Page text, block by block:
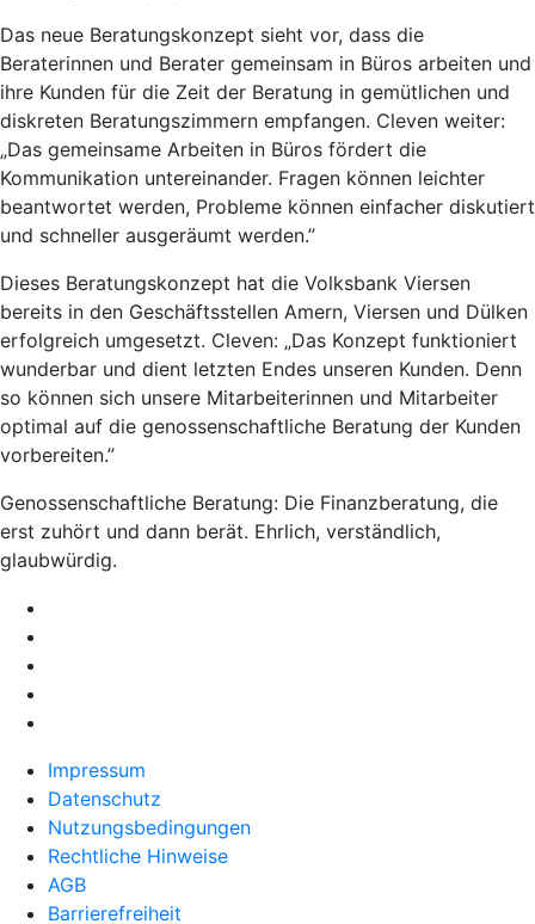
Das neue Beratungskonzept sieht vor, dass die
Beraterinnen und Berater gemeinsam in Büros arbeiten und
ihre Kunden für die Zeit der Beratung in gemütlichen und
diskreten Beratungszimmern empfangen. Cleven weiter:
„Das gemeinsame Arbeiten in Büros fördert die
Kommunikation untereinander. Fragen können leichter
beantwortet werden, Probleme können einfacher diskutiert
und schneller ausgeräumt werden.”
Dieses Beratungskonzept hat die Volksbank Viersen
bereits in den Geschäftsstellen Amern, Viersen und Dülken
erfolgreich umgesetzt. Cleven: „Das Konzept funktioniert
wunderbar und dient letzten Endes unseren Kunden. Denn
so können sich unsere Mitarbeiterinnen und Mitarbeiter
optimal auf die genossenschaftliche Beratung der Kunden
vorbereiten.”
Genossenschaftliche Beratung: Die Finanzberatung, die
erst zuhört und dann berät. Ehrlich, verständlich,
glaubwürdig.
Impressum
Datenschutz
Nutzungsbedingungen
Rechtliche Hinweise
AGB
Barrierefreiheit